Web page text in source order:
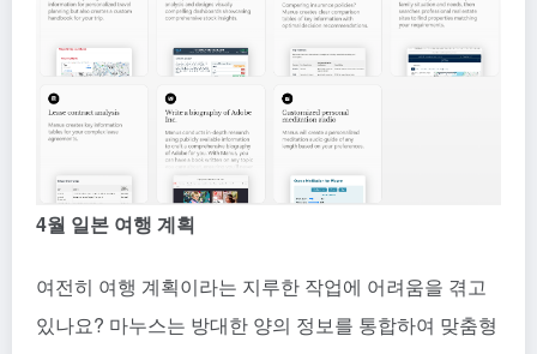
4월 일본 여행 계획
여전히 여행 계획이라는 지루한 작업에 어려움을 겪고
있나요? 마누스는 방대한 양의 정보를 통합하여 맞춤형